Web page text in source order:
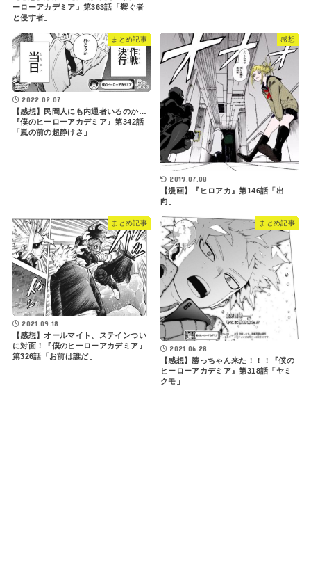
ーローアカデミア』第363話「禦ぐ者
と侵す者」
まとめ記事
2022.02.07
【感想】民間人にも内通者いるのか…
『僕のヒーローアカデミア』第342話
「嵐の前の超静けさ」
感想
2019.07.08
【漫画】『ヒロアカ』第146話「出
向」
まとめ記事
2021.09.18
【感想】オールマイト、ステインつい
に対面！『僕のヒーローアカデミア』
第326話「お前は誰だ」
まとめ記事
2021.06.28
【感想】勝っちゃん来た！！！『僕の
ヒーローアカデミア』第318話「ヤミ
クモ」